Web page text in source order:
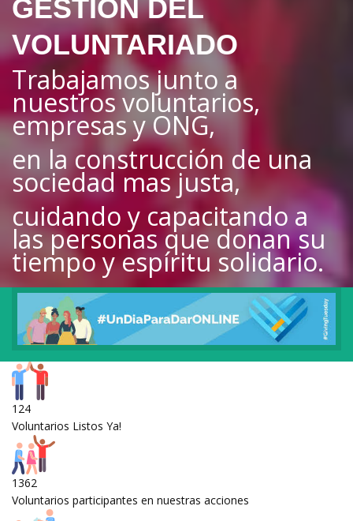
GESTIÓN DEL
VOLUNTARIADO
Trabajamos junto a
nuestros voluntarios,
empresas y ONG,
en la construcción de una
sociedad mas justa,
cuidando y capacitando a
las personas que donan su
tiempo y espíritu solidario.
124
Voluntarios Listos Ya!
1362
Voluntarios participantes en nuestras acciones